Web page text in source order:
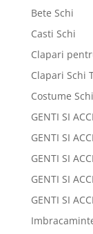
Bete Schi
Casti Schi
Clapari
Clapari Schi
Costume Schi
GENTI SI
GENTI SI
GENTI SI
GENTI SI
GENTI SI